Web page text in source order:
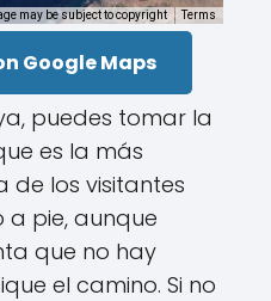
may be subject to copyright Terms
Google Maps
puedes tomar la
es la más
de los visitantes
pie, aunque
que no hay
el camino. Si no